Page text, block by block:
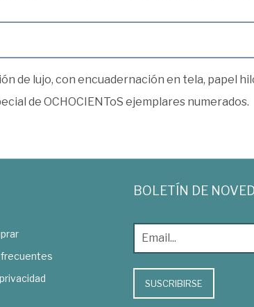
de lujo, con encuadernación en tela, papel
de OCHOCIENToS ejemplares numerados.
BOLETÍN DE
SUSCRIBIRSE